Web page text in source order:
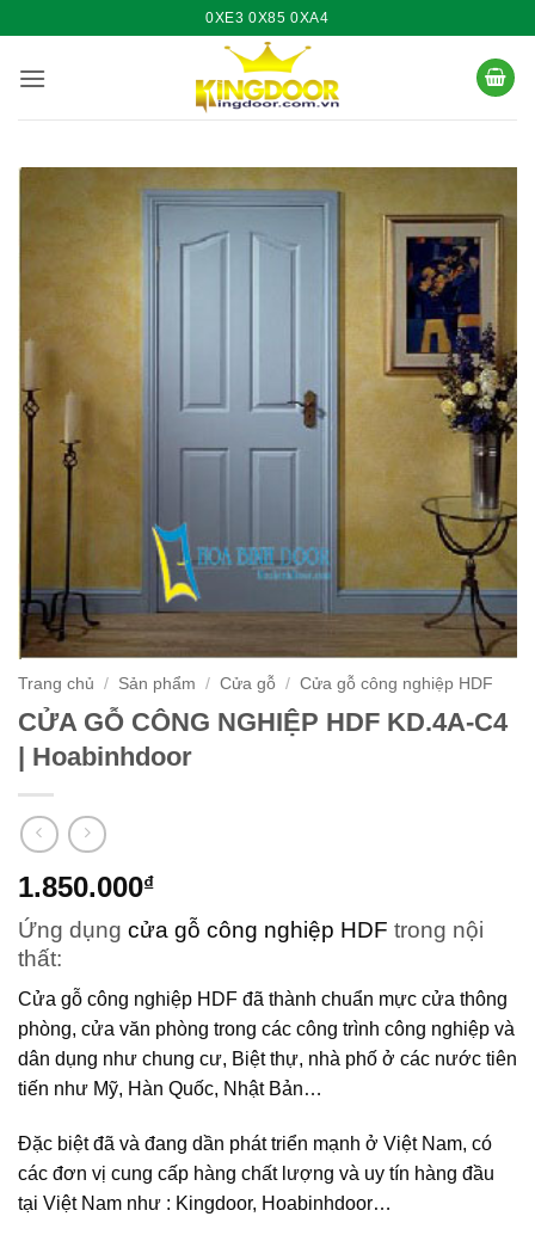
nội
0XE3 0X85 0XA4
Trang chủ / Sản phẩm / Cửa gỗ / Cửa gỗ công nghiệp HDF
CỬA GỖ CÔNG NGHIỆP HDF KD.4A-C4
| Hoabinhdoor
1.850.000₫
Ứng dụng cửa gỗ công nghiệp HDF trong nội
thất:
Cửa gỗ công nghiệp HDF đã thành chuẩn mực cửa thông
phòng, cửa văn phòng trong các công trình công nghiệp và
dân dụng như chung cư, Biệt thự, nhà phố ở các nước tiên
tiến như Mỹ, Hàn Quốc, Nhật Bản…
Đặc biệt đã và đang dần phát triển mạnh ở Việt Nam, có
các đơn vị cung cấp hàng chất lượng và uy tín hàng đầu
tại Việt Nam như : Kingdoor, Hoabinhdoor…